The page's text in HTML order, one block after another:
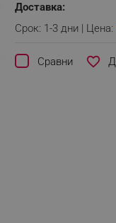
Доставка:
Срок: 1-3 дни | Цена:
Сравни favorite_border